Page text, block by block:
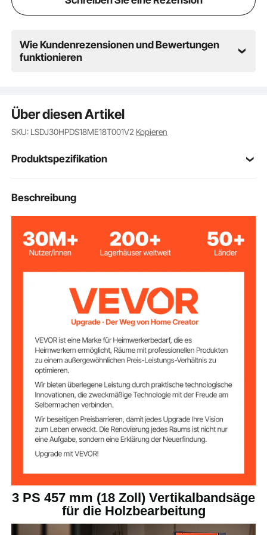
Wie Kundenrezensionen und Bewertungen
funktionieren
Über diesen Artikel
SKU: LSDJ30HPDS18ME18T001V2 Kopieren
Produktspezifikation
Artikelmodellnum
mer
Typ Tischbandsäge
18 Zoll / 457 mm
Maximale
Schnitthöhe
16 Zoll / 406 mm
Klingenlänge
Klingenbreite 0,75 Zoll/19 mm
26,8 x 19,0 Zoll / 681 x 482
Beschreibung
3 PS 457 mm (18 Zoll) Vertikalbandsäge
für die Holzbearbeitung